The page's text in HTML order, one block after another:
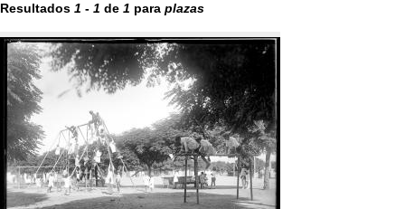
Resultados 1 - 1 de 1 para plazas